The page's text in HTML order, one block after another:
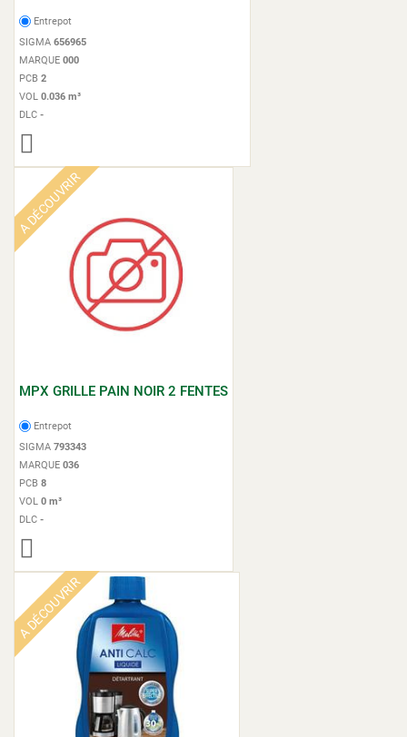
Entrepot
SIGMA 656965
MARQUE 000
PCB 2
VOL 0.036 m³
DLC -
A DÉCOUVRIR
MPX GRILLE PAIN NOIR 2 FENTES
Entrepot
SIGMA 793343
MARQUE 036
PCB 8
VOL 0 m³
DLC -
A DÉCOUVRIR